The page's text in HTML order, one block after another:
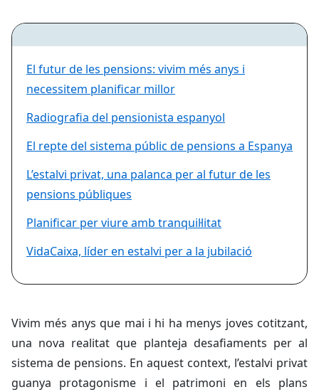
El futur de les pensions: vivim més anys i
necessitem planificar millor
Radiografia del pensionista espanyol
El repte del sistema públic de pensions a Espanya
L’estalvi privat, una palanca per al futur de les
pensions públiques
Planificar per viure amb tranquil·litat
VidaCaixa, líder en estalvi per a la jubilació
Vivim més anys que mai i hi ha menys joves cotitzant,
una nova realitat que planteja desafiaments per al
sistema de pensions. En aquest context, l’estalvi privat
guanya protagonisme i el patrimoni en els plans